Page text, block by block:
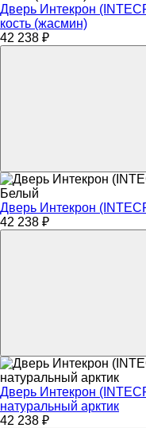
Дверь Интекрон
кость (жасмин)
42 238 ₽
Дверь Интекрон
42 238 ₽
Дверь Интекрон
натуральный арктик
42 238 ₽